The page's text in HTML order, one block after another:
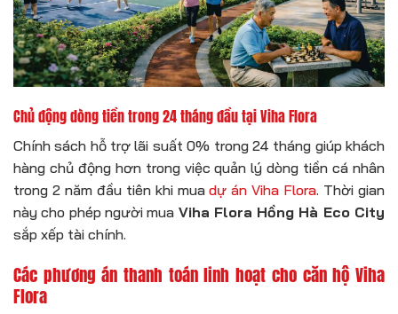
Chủ động dòng tiền trong 24 tháng đầu tại Viha Flora
Chính sách hỗ trợ lãi suất 0% trong 24 tháng giúp khách
hàng chủ động hơn trong việc quản lý dòng tiền cá nhân
trong 2 năm đầu tiên khi muadự án Viha Flora. Thời gian
này cho phép người mua Viha Flora Hồng Hà Eco City
sắp xếp tài chính.
Các phương án thanh toán linh hoạt cho căn hộ Viha
Flora